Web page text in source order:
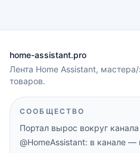
home-assistant.pro
Лента Home Assistant,
товаров.
СООБЩЕСТВО
Портал вырос вокруг канала
@HomeAssistant: в канале —